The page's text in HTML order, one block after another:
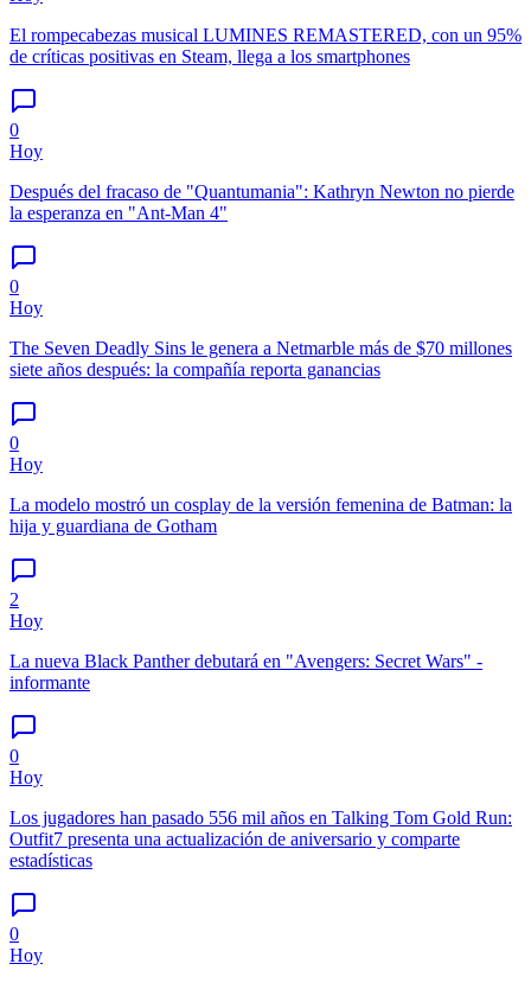
El rompecabezas musical LUMINES REMASTERED, con un 95%
de críticas positivas en Steam, llega a los smartphones
0
Hoy
Después del fracaso de "Quantumania": Kathryn Newton no pierde
la esperanza en "Ant-Man 4"
0
Hoy
The Seven Deadly Sins le genera a Netmarble más de $70 millones
siete años después: la compañía reporta ganancias
0
Hoy
La modelo mostró un cosplay de la versión femenina de Batman: la
hija y guardiana de Gotham
2
Hoy
La nueva Black Panther debutará en "Avengers: Secret Wars" -
informante
0
Hoy
Los jugadores han pasado 556 mil años en Talking Tom Gold Run:
Outfit7 presenta una actualización de aniversario y comparte
estadísticas
0
Hoy